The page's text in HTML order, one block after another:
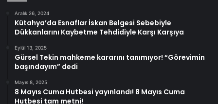
Aralık 26, 2024
Kütahya’da Esnaflar İskan Belgesi Sebebiyle
Dükkanlarını Kaybetme Tehdidiyle Karşı Karşıya
Eylül 13, 2025
Gürsel Tekin mahkeme kararını tanımıyor! “Görevimin
başındayım” dedi
Mayıs 8, 2025
8 Mayıs Cuma Hutbesi yayınlandı! 8 Mayıs Cuma
Hutbesi tam metni!